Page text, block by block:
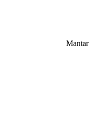
Mantar